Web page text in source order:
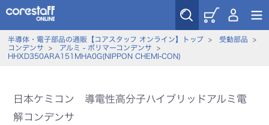
半導体・電子部品の通販【コアスタッフ オンライン】トップ> 受動部品 >
コンデンサ > アルミ - ポリマーコンデンサ >
HHXD350ARA151MHA0G(NIPPON CHEMI-CON)
日本ケミコン 導電性高分子ハイブリッドアルミ電
解コンデンサ